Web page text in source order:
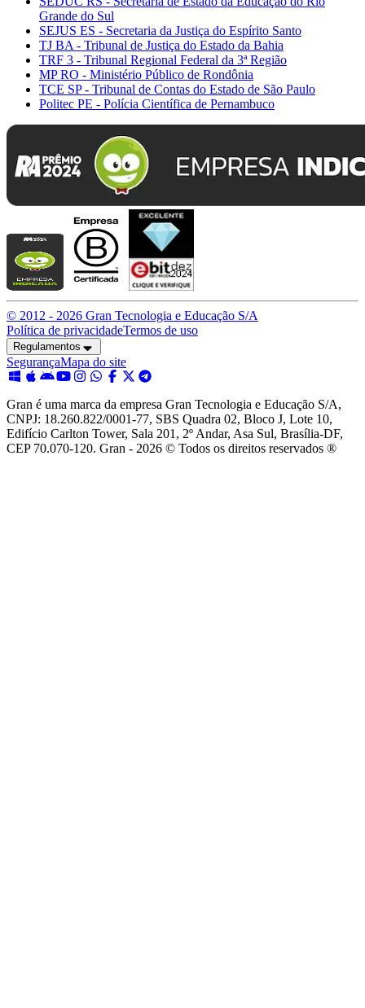
Grande do Sul
SEJUS ES - Secretaria da Justiça do Espírito Santo
TJ BA - Tribunal de Justiça do Estado da Bahia
TRF 3 - Tribunal Regional Federal da 3ª Região
MP RO - Ministério Público de Rondônia
TCE SP - Tribunal de Contas do Estado de São Paulo
Politec PE - Polícia Científica de Pernambuco
© 2012 - 2026 Gran Tecnologia e Educação S/A
Política de privacidadeTermos de uso
Regulamentos
SegurançaMapa do site
Gran é uma marca da empresa Gran Tecnologia e Educação S/A,
CNPJ: 18.260.822/0001-77, SBS Quadra 02, Bloco J, Lote 10,
Edifício Carlton Tower, Sala 201, 2º Andar, Asa Sul, Brasília-DF,
CEP 70.070-120. Gran - 2026 © Todos os direitos reservados ®